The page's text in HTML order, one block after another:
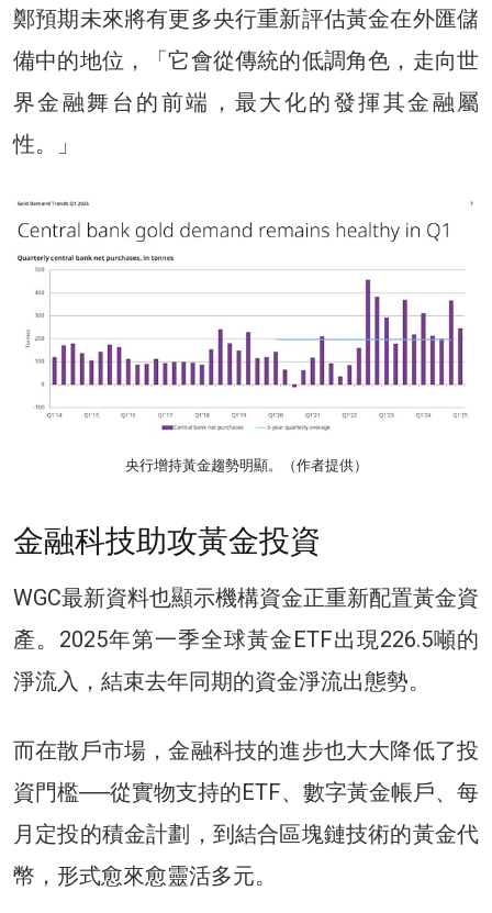
鄭預期未來將有更多央行重新評估黃金在外匯儲
備中的地位，「它會從傳統的低調角色，走向世
界金融舞台的前端，最大化的發揮其金融屬
性。」
央行增持黃金趨勢明顯。（作者提供）
金融科技助攻黃金投資
WGC最新資料也顯示機構資金正重新配置黃金資
產。2025年第一季全球黃金ETF出現226.5噸的
淨流入，結束去年同期的資金淨流出態勢。
而在散戶市場，金融科技的進步也大大降低了投
資門檻──從實物支持的ETF、數字黃金帳戶、每
月定投的積金計劃，到結合區塊鏈技術的黃金代
幣，形式愈來愈靈活多元。